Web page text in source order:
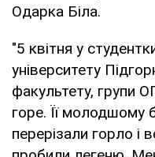
Одарка Біла.
"5 квітня у
університету
факультету, групи
горе. Її молодшому
перерізали горло і